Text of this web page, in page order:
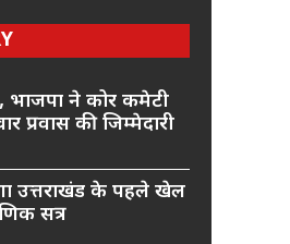
भाजपा ने कोर कमेटी
प्रवास की जिम्मेदारी
उत्तराखंड के पहले खेल
सत्र